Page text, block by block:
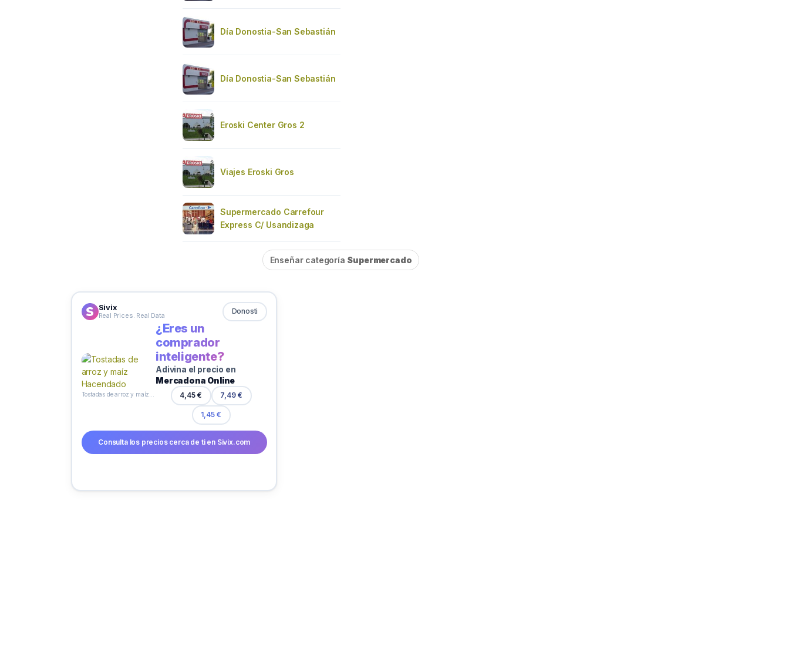
Día Donostia-San Sebastián
Día Donostia-San Sebastián
Eroski Center Gros 2
Viajes Eroski Gros
Supermercado Carrefour
Express C/ Usandizaga
Enseñar categoría Supermercado
Sivix
Real Prices. Real Data Donosti
¿Eres un
comprador
inteligente?
Adivina el precio en
Mercadona Online
4,45 € 7,49 €
1,45 €
Consulta los precios cerca de ti en Sivix.com